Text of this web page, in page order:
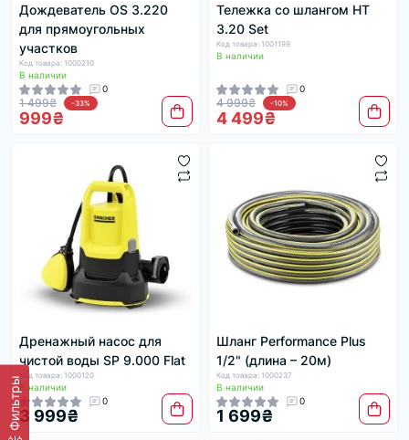
Фильтры
Дождеватель OS 3.220
для прямоугольных
участков
Код товара: 1000210
В наличии
0
1 499₴ -33%
999₴
Тележка со шлангом HT
3.20 Set
Код товара: 1001199
В наличии
0
4 999₴ -10%
4 499₴
Дренажный насос для
чистой воды SP 9.000 Flat
Код товара: 1000120
В наличии
0
3 999₴
Шланг Performance Plus
1/2" (длина – 20м)
Код товара: 1000237
В наличии
0
1 699₴